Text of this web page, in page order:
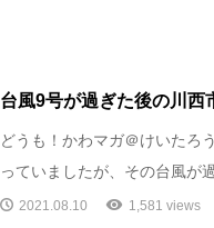
台風9号が過ぎた後の川西
どうも！かわマガ＠けいたろ
っていましたが、その台風が
2021.08.10 1,581 views